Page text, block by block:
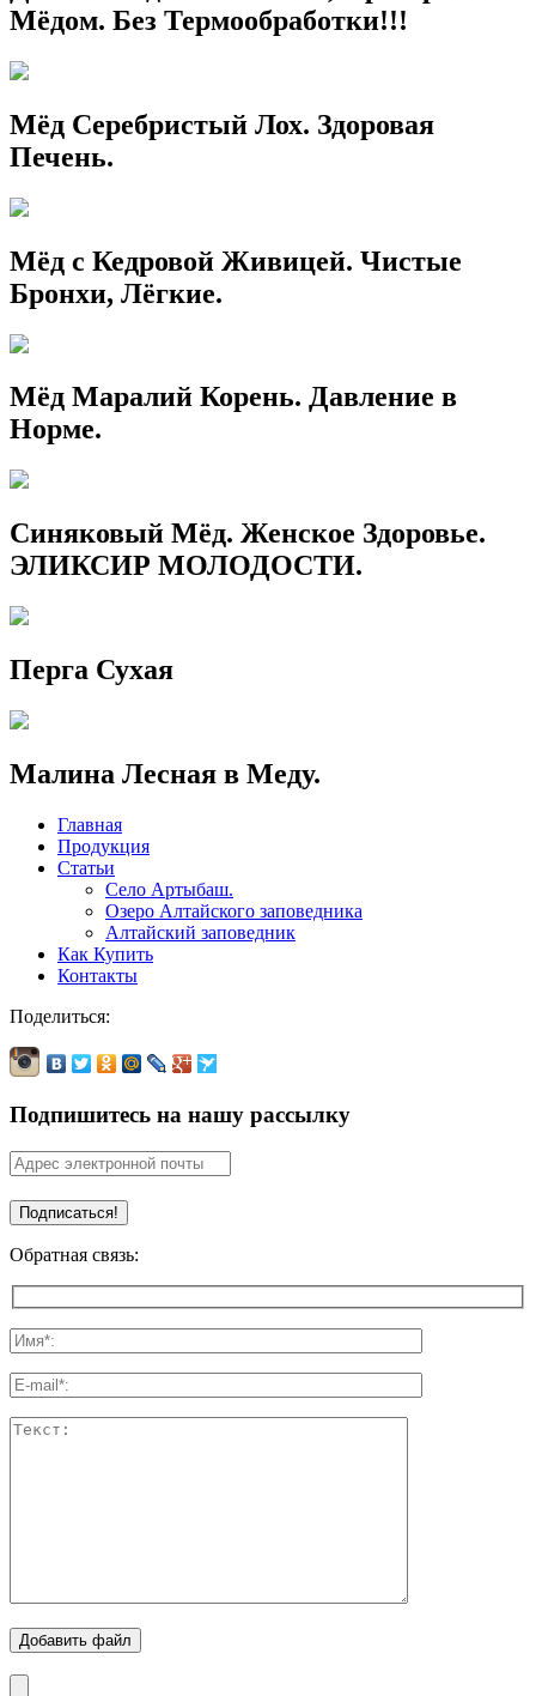
Мёдом. Без Термообработки!!!
Мёд Серебристый Лох. Здоровая
Печень.
Мёд с Кедровой Живицей. Чистые
Бронхи, Лёгкие.
Мёд Маралий Корень. Давление в
Норме.
Синяковый Мёд. Женское Здоровье.
ЭЛИКСИР МОЛОДОСТИ.
Перга Сухая
Малина Лесная в Меду.
Главная
Продукция
Статьи
Село Артыбаш.
Озеро Алтайского заповедника
Алтайский заповедник
Как Купить
Контакты
Поделиться:
Подпишитесь на нашу рассылку
Обратная связь:
Добавить файл